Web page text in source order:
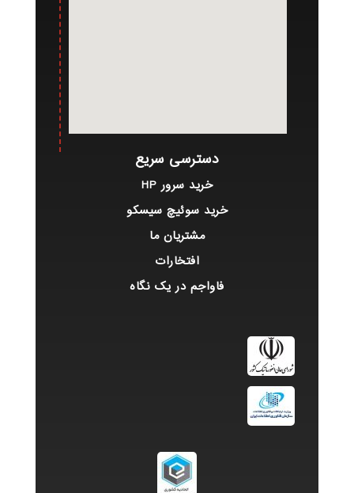
دسترسی سریع
خرید سرور HP
خرید سوئیچ سیسکو
مشتریان ما
افتخارات
فاواجم در یک نگاه